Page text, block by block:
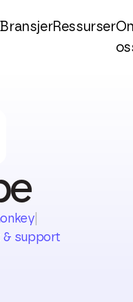
BransjerRessurser
& support